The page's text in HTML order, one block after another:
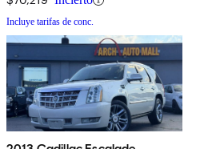
Incluye tarifas de conc.